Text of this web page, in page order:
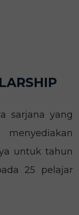
sarjana yang
untuk tahun
25 pelajar